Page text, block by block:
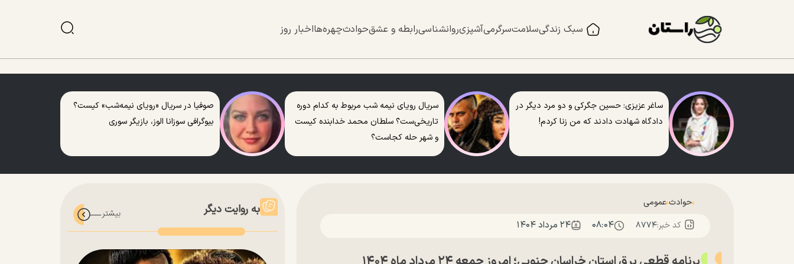
سبک زندگیسلامتسرگرمیآشپزیروانشناسیرابطه و عشقحوادثچهره‌هااخبار روز
ساغر عزیزی: حسین جگرکی و دو مرد دیگر در
دادگاه شهادت دادند که من زنا کردم!
سریال رویای نیمه شب مربوط به کدام دوره
تاریخی‌ست؟ سلطان محمد خدابنده کیست
و شهر حله کجاست؟
صوفیا در سریال «رویای نیمه‌شب» کیست؟
بیوگرافی سوزانا الوز، بازیگر سوری
حوادث عمومی
کد خبر:۸۷۷۴ ۰۸:۰۴ ۲۴ مرداد ۱۴۰۴
به روایت دیگر